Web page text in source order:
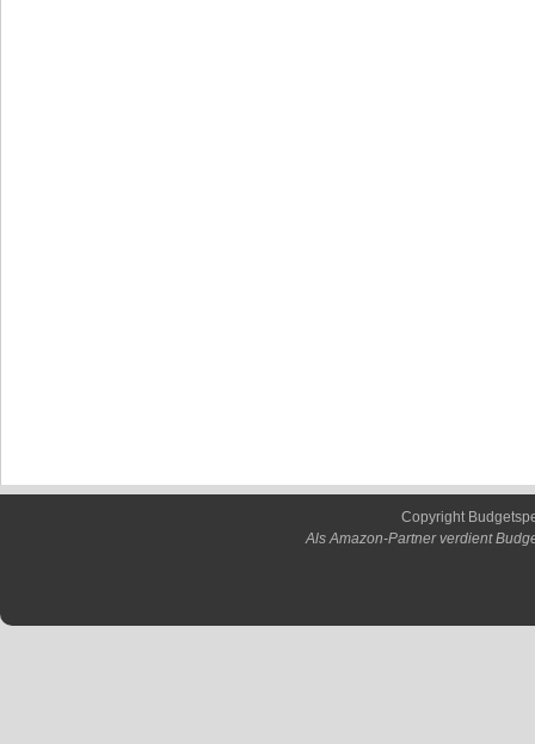
Copyright
Als Amazon-Partner verdient